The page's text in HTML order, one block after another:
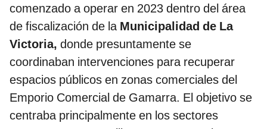
comenzado a operar en 2023 dentro del área
de fiscalización de la Municipalidad de La
Victoria, donde presuntamente se
coordinaban intervenciones para recuperar
espacios públicos en zonas comerciales del
Emporio Comercial de Gamarra. El objetivo se
centraba principalmente en los sectores